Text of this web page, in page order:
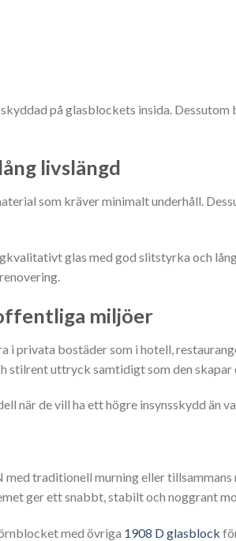
på glasblockets insida.
livslängd
som kräver minimalt underhåll.
glas med god slitstyrka och
miljöer
i privata bostäder som i hotell,
uttryck samtidigt som den skapar
när de vill ha ett högre insynsskydd än
traditionell murning eller tillsammans
ger ett snabbt, stabilt och noggrant
med övriga 1908 D glasblock